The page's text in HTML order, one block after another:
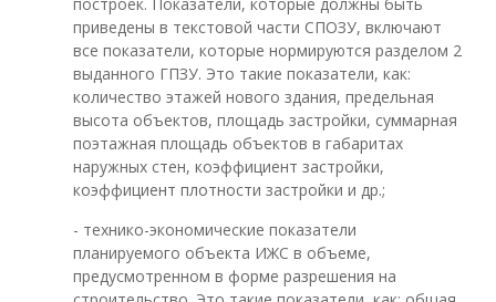
приведены в текстовой части СПОЗУ, включают
все показатели, которые нормируются разделом 2
выданного ГПЗУ. Это такие показатели, как:
количество этажей нового здания, предельная
высота объектов, площадь застройки, суммарная
поэтажная площадь объектов в габаритах
наружных стен, коэффициент застройки,
коэффициент плотности застройки и др.;
- технико-экономические показатели
планируемого объекта ИЖС в объеме,
предусмотренном в форме разрешения на